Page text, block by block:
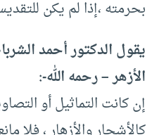
بحرمته ،إذا لم يكن
يقول الدكتور أحمد
الأزهر – رحمه الله-:
إن كانت التماثيل أو